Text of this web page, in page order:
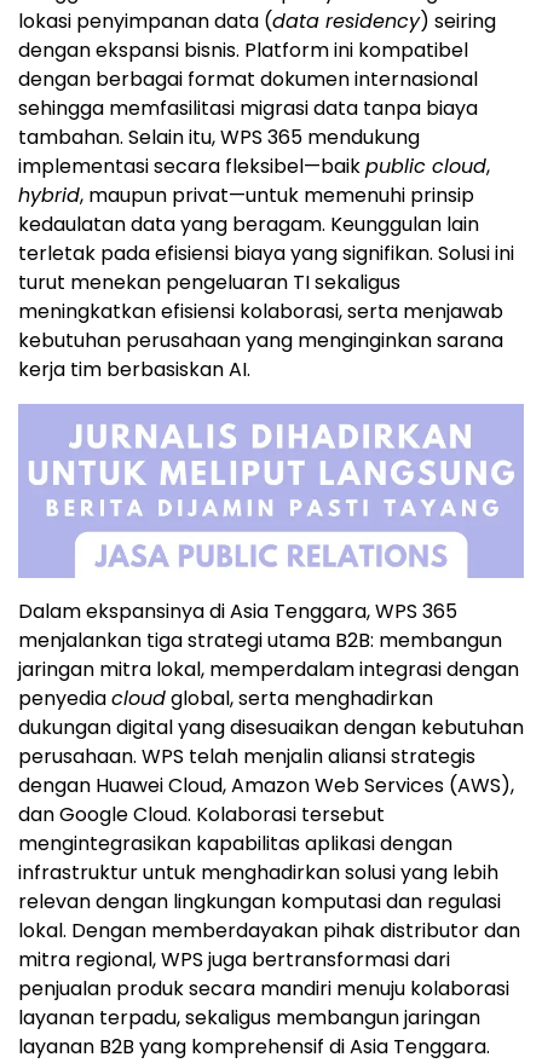
lokasi penyimpanan data (data residency) seiring
dengan ekspansi bisnis. Platform ini kompatibel
dengan berbagai format dokumen internasional
sehingga memfasilitasi migrasi data tanpa biaya
tambahan. Selain itu, WPS 365 mendukung
implementasi secara fleksibel—baikpublic cloud,
hybrid, maupun privat—untuk memenuhi prinsip
kedaulatan data yang beragam. Keunggulan lain
terletak pada efisiensi biaya yang signifikan. Solusi ini
turut menekan pengeluaran TI sekaligus
meningkatkan efisiensi kolaborasi, serta menjawab
kebutuhan perusahaan yang menginginkan sarana
kerja tim berbasiskan AI.
Dalam ekspansinya di Asia Tenggara, WPS 365
menjalankan tiga strategi utama B2B: membangun
jaringan mitra lokal, memperdalam integrasi dengan
penyediacloudglobal, serta menghadirkan
dukungan digital yang disesuaikan dengan kebutuhan
perusahaan. WPS telah menjalin aliansi strategis
dengan Huawei Cloud, Amazon Web Services (AWS),
dan Google Cloud. Kolaborasi tersebut
mengintegrasikan kapabilitas aplikasi dengan
infrastruktur untuk menghadirkan solusi yang lebih
relevan dengan lingkungan komputasi dan regulasi
lokal. Dengan memberdayakan pihak distributor dan
mitra regional, WPS juga bertransformasi dari
penjualan produk secara mandiri menuju kolaborasi
layanan terpadu, sekaligus membangun jaringan
layanan B2B yang komprehensif di Asia Tenggara.